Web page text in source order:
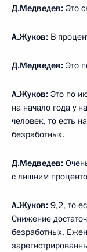
Д.Медведев: Это
А.Жуков: В
Д.Медведев: Это
А.Жуков: Это по
на начало года у
человек, то есть
безработных.
Д.Медведев:
с лишним
А.Жуков: 9,2, то
Снижение
безработных.